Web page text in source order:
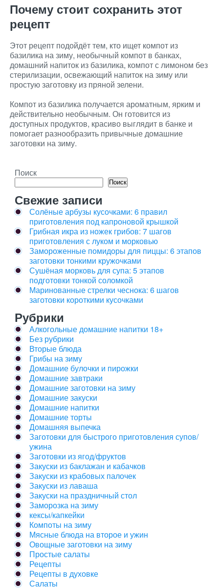
Почему стоит сохранить этот
рецепт
Этот рецепт подойдёт тем, кто ищет компот из
базилика на зиму, необычный компот в банках,
домашний напиток из базилика, компот с лимоном без
стерилизации, освежающий напиток на зиму или
простую заготовку из пряной зелени.
Компот из базилика получается ароматным, ярким и
действительно необычным. Он готовится из
доступных продуктов, красиво выглядит в банке и
помогает разнообразить привычные домашние
заготовки на зиму.
Поиск
Поиск
Свежие записи
Солёные арбузы кусочками: 6 правил
приготовления под капроновой крышкой
Грибная икра из ножек грибов: 7 шагов
приготовления с луком и морковью
Замороженные помидоры для пиццы: 6 этапов
заготовки тонкими кружочками
Сушёная морковь для супа: 5 этапов
подготовки тонкой соломкой
Маринованные стрелки чеснока: 6 шагов
заготовки короткими кусочками
Рубрики
Алкогольные домашние напитки 18+
Без рубрики
Вторые блюда
Грибы на зиму
Домашние булочки и пирожки
Домашние завтраки
Домашние заготовки на зиму
Домашние закуски
Домашние напитки
Домашние торты
Домашняя выпечка
Заготовки для быстрого приготовления супов/
ужина
Заготовки из ягод/фруктов
Закуски из баклажан и кабачков
Закуски из крабовых палочек
Закуски из лаваша
Закуски на праздничный стол
Заморозка на зиму
кексы/капкейки
Компоты на зиму
Мясные блюда на второе и ужин
Овощные заготовки на зиму
Простые салаты
Рецепты
Рецепты в духовке
Салаты